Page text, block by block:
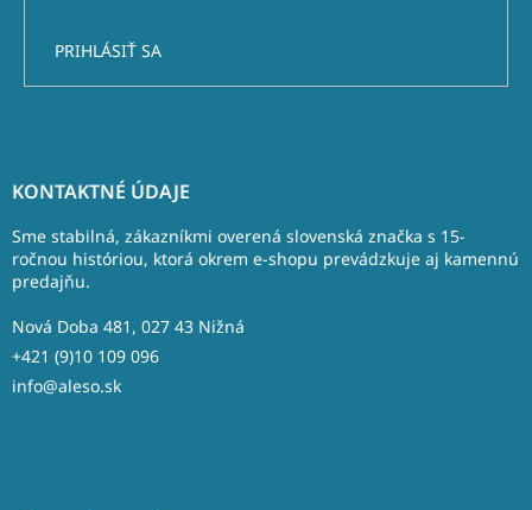
PRIHLÁSIŤ SA
KONTAKTNÉ ÚDAJE
Sme stabilná, zákazníkmi overená slovenská značka s 15-
ročnou históriou, ktorá okrem e-shopu prevádzkuje aj kamennú
predajňu.
Nová Doba 481, 027 43 Nižná
+421 (9)10 109 096
info@aleso.sk